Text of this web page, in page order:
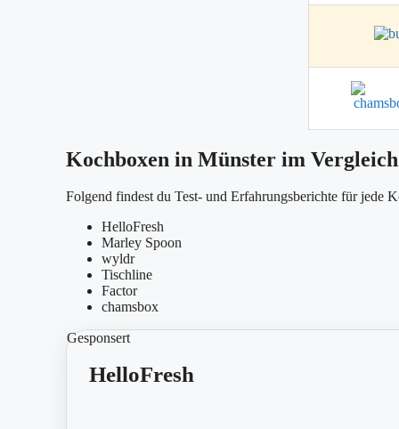
Kochboxen in Münster im
Folgend findest du Test- und Erfahrungsberichte für jede
HelloFresh
Marley Spoon
wyldr
Tischline
Factor
chamsbox
Gesponsert
HelloFresh